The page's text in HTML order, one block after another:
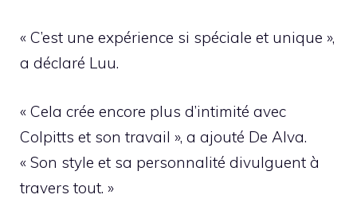
« C’est une expérience si spéciale et unique »,
a déclaré Luu.
« Cela crée encore plus d’intimité avec
Colpitts et son travail », a ajouté De Alva.
« Son style et sa personnalité divulguent à
travers tout. »